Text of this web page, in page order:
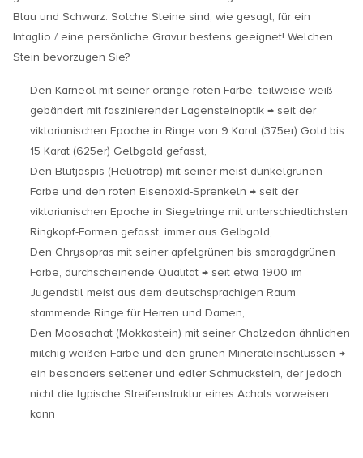
Blau und Schwarz. Solche Steine sind, wie gesagt, für ein
Intaglio / eine persönliche Gravur bestens geeignet! Welchen
Stein bevorzugen Sie?
Den Karneol mit seiner orange-roten Farbe, teilweise weiß
gebändert mit faszinierender Lagensteinoptik → seit der
viktorianischen Epoche in Ringe von 9 Karat (375er) Gold bis
15 Karat (625er) Gelbgold gefasst,
Den Blutjaspis (Heliotrop) mit seiner meist dunkelgrünen
Farbe und den roten Eisenoxid-Sprenkeln → seit der
viktorianischen Epoche in Siegelringe mit unterschiedlichsten
Ringkopf-Formen gefasst, immer aus Gelbgold,
Den Chrysopras mit seiner apfelgrünen bis smaragdgrünen
Farbe, durchscheinende Qualität → seit etwa 1900 im
Jugendstil meist aus dem deutschsprachigen Raum
stammende Ringe für Herren und Damen,
Den Moosachat (Mokkastein) mit seiner Chalzedon ähnlichen
milchig-weißen Farbe und den grünen Mineraleinschlüssen →
ein besonders seltener und edler Schmuckstein, der jedoch
nicht die typische Streifenstruktur eines Achats vorweisen
kann